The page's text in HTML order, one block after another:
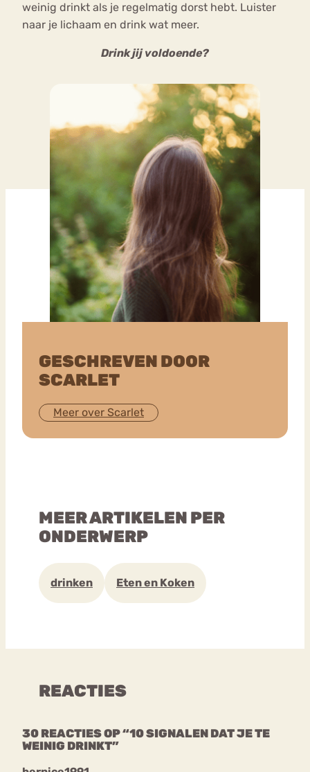
weinig drinkt als je regelmatig dorst hebt. Luister
naar je lichaam en drink wat meer.
Drink jij voldoende?
GESCHREVEN DOOR
SCARLET
Meer over Scarlet
MEER ARTIKELEN PER
ONDERWERP
drinken Eten en Koken
REACTIES
30 REACTIES OP “10 SIGNALEN DAT JE TE
WEINIG DRINKT”